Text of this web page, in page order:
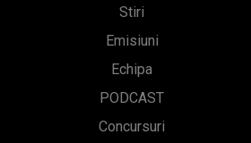
Stiri
Emisiuni
Echipa
PODCAST
Concursuri